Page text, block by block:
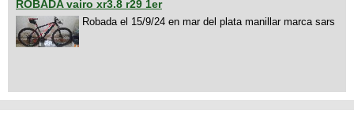
ROBADA vairo xr3.8 r29 1er
Robada el 15/9/24 en mar del plata manillar marca sars